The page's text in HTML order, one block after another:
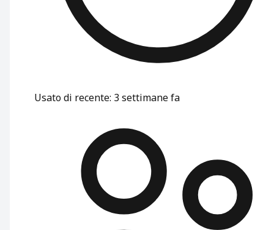
Usato di recente: 3 settimane fa